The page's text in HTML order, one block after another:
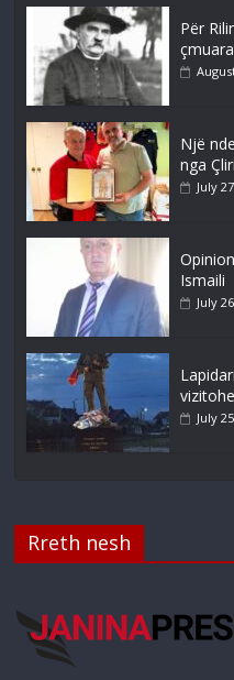
Për
Një
nga
July
Ismaili
July
July
Rreth nesh